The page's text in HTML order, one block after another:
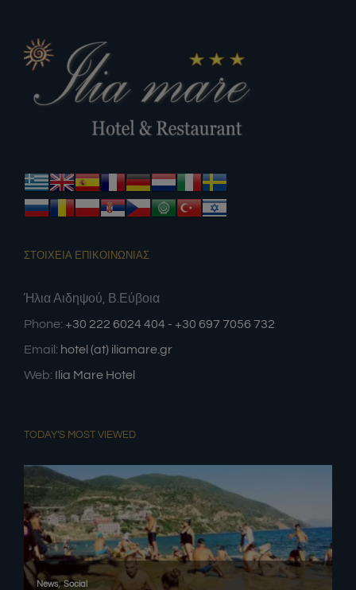
Ήλια Αιδηψού, Β.Εύβοια
Phone:+30 222 6024 404 - +30 697 7056 732
Email:hotel (at) iliamare.gr